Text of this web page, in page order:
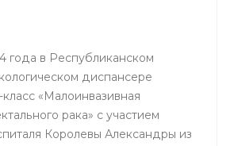
года в Республиканском
диспансере
«Малоинвазивная
рака» с участием
Королевы Александры из